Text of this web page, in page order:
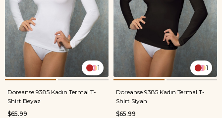
1
Doreanse 9385 Kadın Termal T-
Shirt Beyaz
$65.99
1
Doreanse 9385 Kadın Termal T-
Shirt Siyah
$65.99